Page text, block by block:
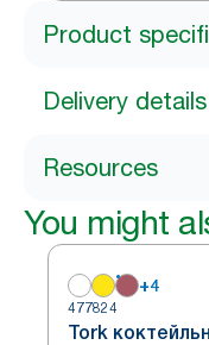
Product
Delivery details
Resources
You might
+4
477824
Tork